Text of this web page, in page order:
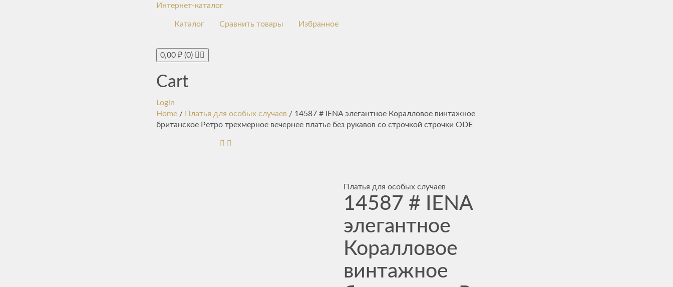
Интернет-каталог
Каталог Сравнить товары Избранное
0,00 ₽ (0)
Cart
Login
Home / Платья для особых случаев / 14587 # IENA элегантное Коралловое винтажное
британское Ретро трехмерное вечернее платье без рукавов со строчкой строчки ODE
Платья для особых случаев
14587 # IENA
элегантное
Коралловое
винтажное